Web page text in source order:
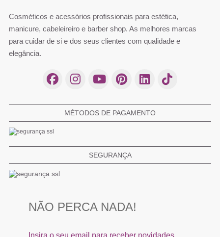
Cosméticos e acessórios profissionais para estética,
manicure, cabeleireiro e barber shop. As melhores marcas
para cuidar de si e dos seus clientes com qualidade e
elegância.
MÉTODOS DE PAGAMENTO
SEGURANÇA